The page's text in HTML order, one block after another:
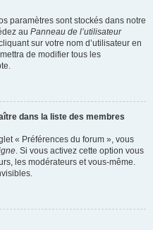
paramètres sont stockés dans notre
au Panneau de l’utilisateur
sur votre nom d’utilisateur en
de modifier tous les
dans la liste des membres
« Préférences du forum », vous
. Si vous activez cette option vous
les modérateurs et vous-même.